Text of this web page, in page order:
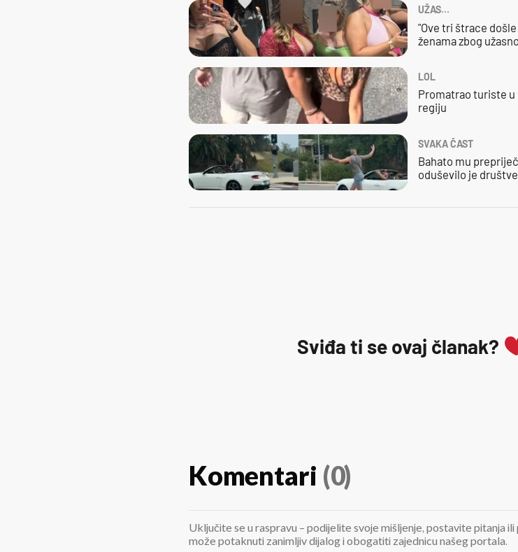
UŽAS…
"Ove tri štrace
ženama zbog
LOL
Promatrao turiste u
regiju
SVAKA ČAST
Bahato mu
oduševilo je
Sviđa ti se ovaj članak?
Komentari (0)
Uključite se u raspravu – podijelite svoje mišljenje, postavite pitanja
može potaknuti zanimljiv dijalog i obogatiti zajednicu našeg portala.